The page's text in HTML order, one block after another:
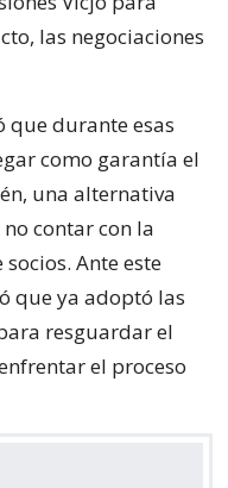
las negociaciones
que durante esas
como garantía el
una alternativa
contar con la
Ante este
que ya adoptó las
resguardar el
el proceso